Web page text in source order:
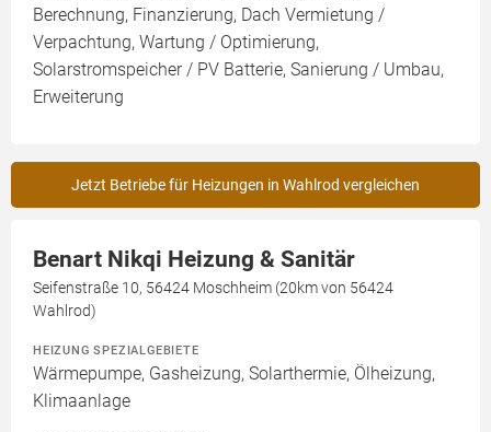
Berechnung, Finanzierung, Dach Vermietung /
Verpachtung, Wartung / Optimierung,
Solarstromspeicher / PV Batterie, Sanierung / Umbau,
Erweiterung
Jetzt Betriebe für Heizungen in Wahlrod vergleichen
Benart Nikqi Heizung & Sanitär
Seifenstraße 10, 56424 Moschheim (20km von 56424
Wahlrod)
HEIZUNG SPEZIALGEBIETE
Wärmepumpe, Gasheizung, Solarthermie, Ölheizung,
Klimaanlage